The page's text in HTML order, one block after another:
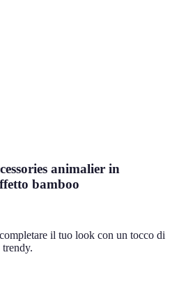
animalier in
bamboo
il tuo look con un tocco di
trendy.